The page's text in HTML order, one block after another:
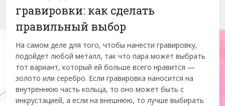
гравировки: как сделать
правильный выбор
На самом деле для того, чтобы нанести гравировку,
подойдет любой металл, так что пара может выбрать
тот вариант, который ей больше всего нравится —
золото или серебро. Если гравировка наносится на
внутреннюю часть кольца, то оно может быть с
инкрустацией, а если на внешнюю, то лучше выбирать